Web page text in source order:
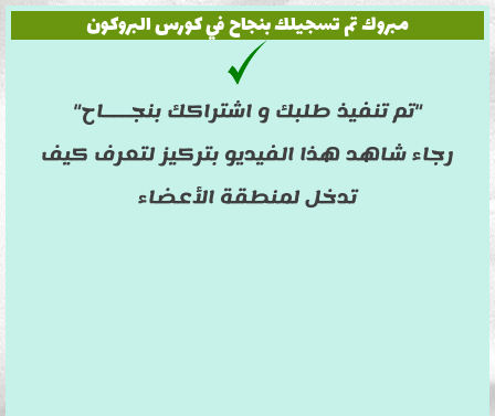
مبروك تم تسجيلك بنجاح في كورس البروكون
"تم تنفيذ طلبك و اشتراكك بنجـــاح"
رجاء شاهد هذا الفيديو بتركيز لتعرف كيف
تدخل لمنطقة الأعضاء